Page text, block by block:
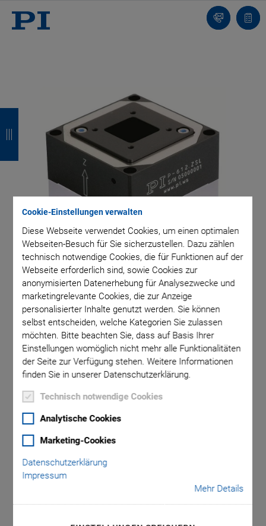
Cookie-Einstellungen verwalten
Diese Webseite verwendet Cookies, um einen optimalen
Webseiten-Besuch für Sie sicherzustellen. Dazu zählen
technisch notwendige Cookies, die für Funktionen auf der
Webseite erforderlich sind, sowie Cookies zur
anonymisierten Datenerhebung für Analysezwecke und
marketingrelevante Cookies, die zur Anzeige
personalisierter Inhalte genutzt werden. Sie können
selbst entscheiden, welche Kategorien Sie zulassen
möchten. Bitte beachten Sie, dass auf Basis Ihrer
Einstellungen womöglich nicht mehr alle Funktionalitäten
der Seite zur Verfügung stehen. Weitere Informationen
finden Sie in unserer Datenschutzerklärung.
Technisch notwendige Cookies
Analytische Cookies
Marketing-Cookies
Datenschutzerklärung
Impressum
Mehr Details
Kontakt
P-612.Z Piezohubtisch
Kompakter Nanopositionierer mit Apertur
Stellweg 100 µm
c
k
c
k
c
k
c
k